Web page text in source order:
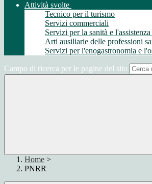
Attività svolte
Tecnico per il turismo
Servizi commerciali
Servizi per la sanità e
Arti ausiliarie delle professioni
Servizi per l'enogastronomia e
Campo di ricerca per le pagine del sito
Home >
PNRR